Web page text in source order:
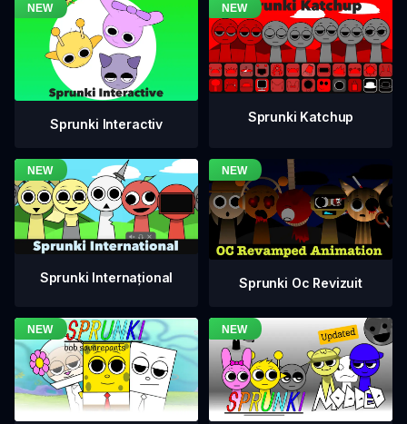
Sprunki Interactiv Sprunki Katchup
Sprunki Internațional Sprunki Oc Revizuit